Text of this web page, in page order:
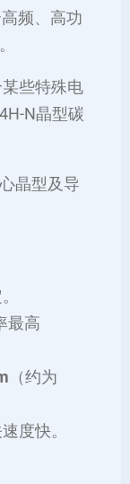
频、高功
些特殊电
N晶型碳
晶型及导
最高
（约为
度快。